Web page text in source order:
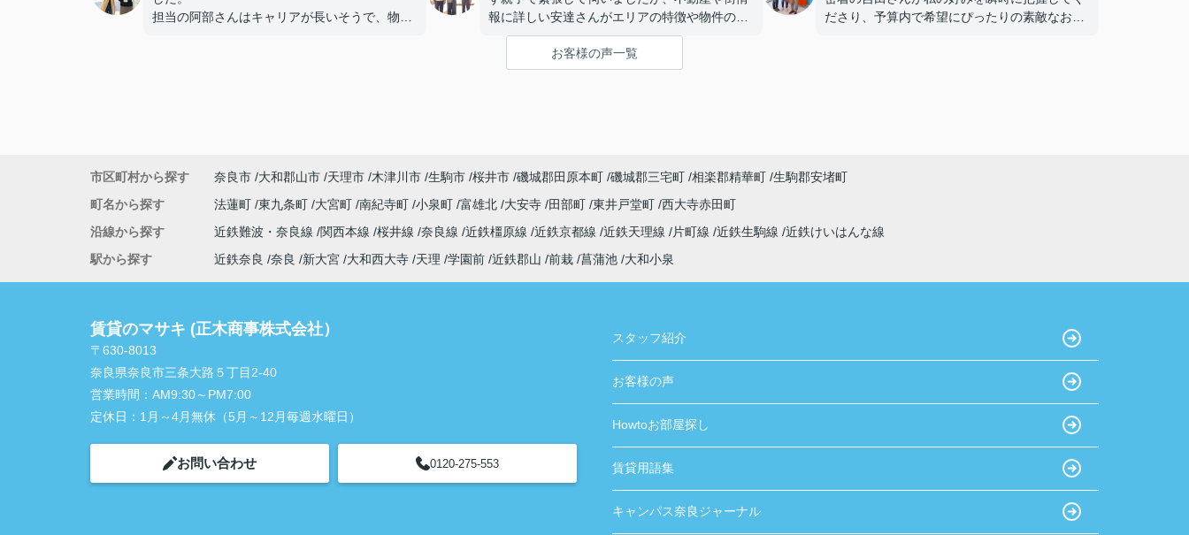
担当の阿部さんはキャリアが長いそうで、物件
報に詳しい安達さんがエリアの特徴や物件の構
造まで丁寧に説明していただき、うれしかった
私たちのペースに合わせて優しく対応してくだ
ださり、予算内で希望にぴったりの素敵なお部
お客様の声一覧
市区町村から探す 奈良市 大和郡山市 天理市 木津川市 生駒市 桜井市 磯城郡田原本町 磯城郡三宅町 相楽郡精華町 生駒郡安堵町
町名から探す
法蓮町 東九条町 大宮町 南紀寺町 小泉町 富雄北 大安寺 田部町 東井戸堂町 西大寺赤田町
沿線から探す
近鉄難波・奈良線 関西本線 桜井線 奈良線 近鉄橿原線 近鉄京都線 近鉄天理線 片町線 近鉄生駒線 近鉄けいはんな線
駅から探す
近鉄奈良 奈良 新大宮 大和西大寺 天理 学園前 近鉄郡山 前栽 菖蒲池 大和小泉
賃貸のマサキ (正木商事株式会社）
〒630-8013
奈良県奈良市三条大路５丁目2-40
営業時間： AM9:30～PM7:00
定休日： 1月～4月無休（5月～12月毎週水曜日）
お問い合わせ 0120-275-553
スタッフ紹介
お客様の声
Howtoお部屋探し
賃貸用語集
キャンパス奈良ジャーナル